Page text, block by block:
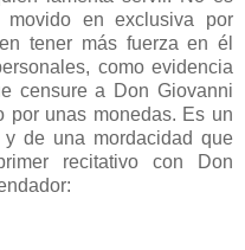
en exclusiva por
tener más fuerza en él
como evidencia
censure a Don Giovanni
por unas monedas. Es un
y de una mordacidad que
recitativo con Don